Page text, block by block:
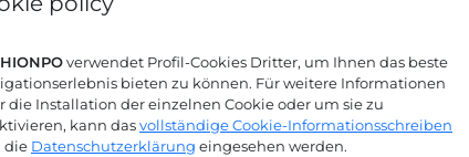
verwendet Profil-Cookies Dritter, um Ihnen das beste
bieten zu können. Für weitere Informationen
die Installation der einzelnen Cookie oder um sie zu
kann dasvollständige Cookie-Informationsschreiben
die Datenschutzerklärung eingesehen werden.